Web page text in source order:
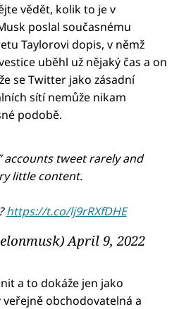
vědět, kolik to je v
poslal současnému
Taylorovi dopis, v němž
uběhl už nějaký čas a on
se Twitter jako zásadní
sítí nemůže nikam
podobě.
accounts tweet rarely and
little content.
https://t.co/lj9rRXfDHE
April 9, 2022
a to dokáže jen jako
obchodovatelná a